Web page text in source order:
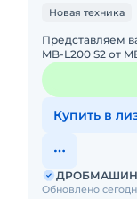
Новая техника
Представляем
MB-L200 S2 от
оборудование,
компактном
Купить в
Обновлено